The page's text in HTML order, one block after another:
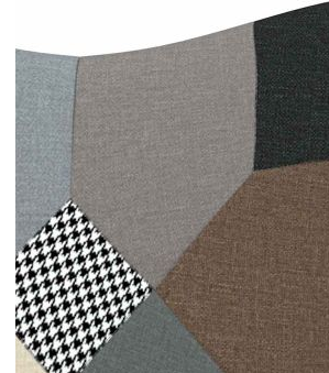
Този люлеещ стол с табуретка е
допълнение към съществуващия
ви. Това кресло с тъмен пачуърк
естетически приятно.
подплатената му пяна,
допир текстил, можете да се
оптимален комфорт по време на
Благодарение на дългите
столът за релакс няма да се
Поддържан от стоманена рамка и
с дървени шини за люлеене,
табуретка е стабилен и
Цвят: Многоцветен
Материал: Плат (100%
каучуково дърво, стомана
Filling material: FoamBG